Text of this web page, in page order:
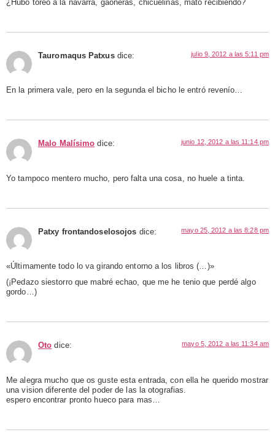
¿Hubo toreo a la navarra, gaoneras, chicuelinas, mató recibiendo?
Tauromaqus Patxus dice: julio 9, 2012 a las 5:11 pm
En la primera vale, pero en la segunda el bicho le entró revenío…
Malo Malísimo dice: junio 12, 2012 a las 11:14 pm
Yo tampoco mentero mucho, pero falta una cosa, no huele a tinta.
Patxy frontandoselosojos dice: mayo 25, 2012 a las 8:28 pm
«Últimamente todo lo va girando entorno a los libros (…)»
(¡Pedazo siestorro que mabré echao, que me he tenio que perdé algo
gordo…)
Oto dice: mayo 5, 2012 a las 11:34 am
Me alegra mucho que os guste esta entrada, con ella he querido mostrar
una vision diferente del poder de las la otografias.
espero encontrar pronto hueco para mas…